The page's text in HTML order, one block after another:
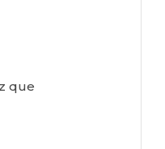
que